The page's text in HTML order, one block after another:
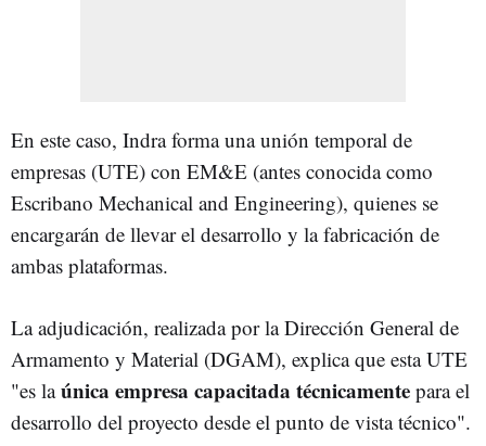
En este caso, Indra forma una unión temporal de
empresas (UTE) con EM&E (antes conocida como
Escribano Mechanical and Engineering), quienes se
encargarán de llevar el desarrollo y la fabricación de
ambas plataformas.
La adjudicación, realizada por la Dirección General de
Armamento y Material (DGAM), explica que esta UTE
"es laúnica empresa capacitada técnicamente para el
desarrollo del proyecto desde el punto de vista técnico".